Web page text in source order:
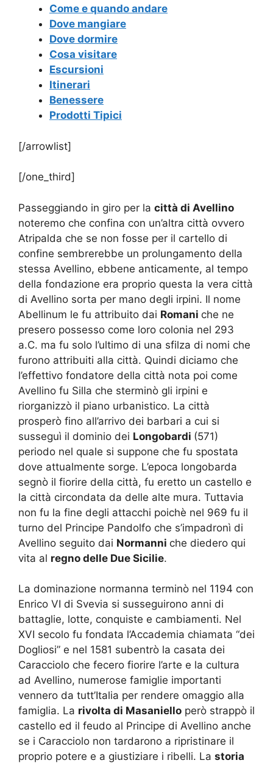
Come e quando andare
Dove mangiare
Dove dormire
Cosa visitare
Escursioni
Itinerari
Benessere
Prodotti Tipici
[/arrowlist]
[/one_third]
Passeggiando in giro per la città di Avellino
noteremo che confina con un’altra città ovvero
Atripalda che se non fosse per il cartello di
confine sembrerebbe un prolungamento della
stessa Avellino, ebbene anticamente, al tempo
della fondazione era proprio questa la vera città
di Avellino sorta per mano degli irpini. Il nome
Abellinum le fu attribuito dai Romani che ne
presero possesso come loro colonia nel 293
a.C. ma fu solo l’ultimo di una sfilza di nomi che
furono attribuiti alla città. Quindi diciamo che
l’effettivo fondatore della città nota poi come
Avellino fu Silla che sterminò gli irpini e
riorganizzò il piano urbanistico. La città
prosperò fino all’arrivo dei barbari a cui si
susseguì il dominio dei Longobardi (571)
periodo nel quale si suppone che fu spostata
dove attualmente sorge. L’epoca longobarda
segnò il fiorire della città, fu eretto un castello e
la città circondata da delle alte mura. Tuttavia
non fu la fine degli attacchi poichè nel 969 fu il
turno del Principe Pandolfo che s’impadronì di
Avellino seguito dai Normanni che diedero qui
vita al regno delle Due Sicilie.
La dominazione normanna terminò nel 1194 con
Enrico VI di Svevia si susseguirono anni di
battaglie, lotte, conquiste e cambiamenti. Nel
XVI secolo fu fondata l’Accademia chiamata “dei
Dogliosi” e nel 1581 subentrò la casata dei
Caracciolo che fecero fiorire l’arte e la cultura
ad Avellino, numerose famiglie importanti
vennero da tutt’Italia per rendere omaggio alla
famiglia. La rivolta di Masaniello però strappò il
castello ed il feudo al Principe di Avellino anche
se i Caracciolo non tardarono a ripristinare il
proprio potere e a giustiziare i ribelli. La storia